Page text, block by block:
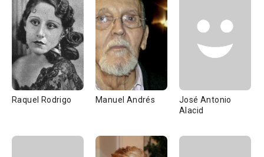
Raquel Rodrigo Manuel Andrés
José Antonio
Alacid